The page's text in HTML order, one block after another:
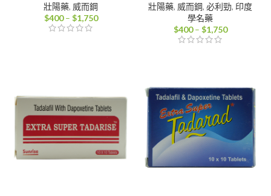
壯陽藥, 威而鋼
$400 – $1,750價
壯陽藥, 威而鋼, 必利勁, 印度
學名藥
$400 – $1,750價
到
$1,750